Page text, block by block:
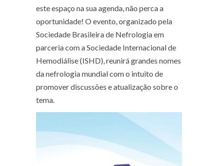
este espaço na sua agenda, não perca a
oportunidade! O evento, organizado pela
Sociedade Brasileira de Nefrologia em
parceria com a Sociedade Internacional de
Hemodiálise (ISHD), reunirá grandes nomes
da nefrologia mundial com o intuito de
promover discussões e atualização sobre o
tema.